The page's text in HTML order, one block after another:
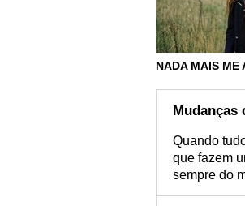
NADA MAIS ME
Mudanças
Quando
que fazem
sempre do